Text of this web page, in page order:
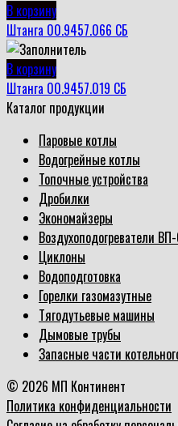
В корзину
Штанга 00.9457.066 СБ
В корзину
Штанга 00.9457.019 СБ
Каталог продукции
Паровые котлы
Водогрейные котлы
Топочные устройства
Дробилки
Экономайзеры
Воздухоподогреватели
Циклоны
Водоподготовка
Горелки газомазутные
Тягодутьевые машины
Дымовые трубы
Запасные части
© 2026 МП Континент
Политика конфиденциальности